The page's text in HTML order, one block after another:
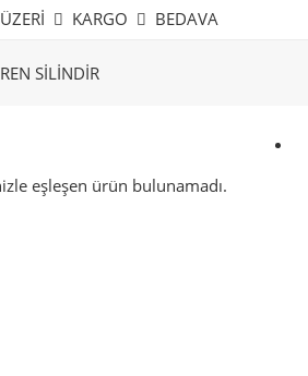
KARGO BEDAVA
SİLİNDİR
eşleşen ürün bulunamadı.